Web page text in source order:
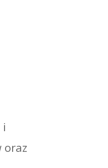
i
oraz